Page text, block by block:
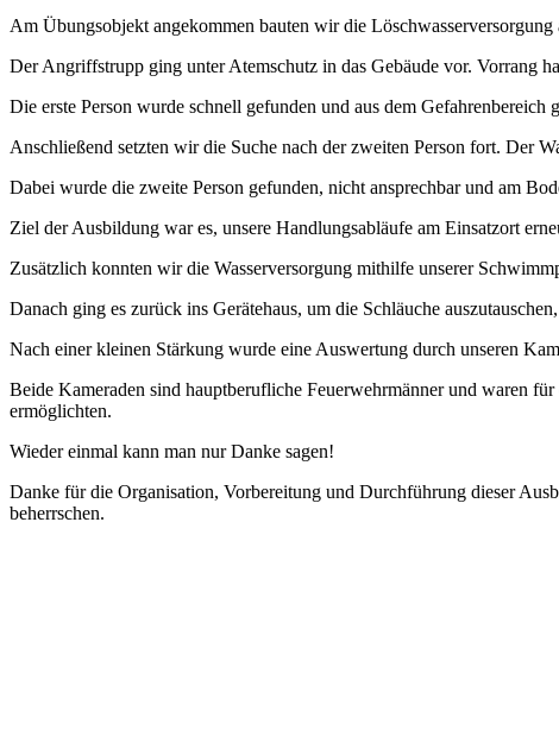
Am Übungsobjekt angekommen bauten wir die Löschwasserversorgung
Der Angriffstrupp ging unter Atemschutz in das Gebäude vor. Vorrang
Die erste Person wurde schnell gefunden und aus dem Gefahrenbereich
Anschließend setzten wir die Suche nach der zweiten Person fort. Der
Dabei wurde die zweite Person gefunden, nicht ansprechbar und am
Ziel der Ausbildung war es, unsere Handlungsabläufe am Einsatzort
Zusätzlich konnten wir die Wasserversorgung mithilfe unserer
Danach ging es zurück ins Gerätehaus, um die Schläuche
Nach einer kleinen Stärkung wurde eine Auswertung durch unseren
Beide Kameraden sind hauptberufliche Feuerwehrmänner und waren
ermöglichten.
Wieder einmal kann man nur Danke sagen!
Danke für die Organisation, Vorbereitung und Durchführung dieser
beherrschen.